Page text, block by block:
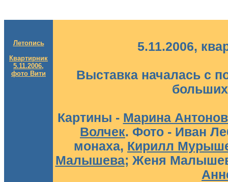
Летопись
Квартирник
5.11.2006,
фото Вити
5.11.2006,
Выставка началась с
Картины - Марина
Волчек. Фото - Иван
монаха, Кирилл
Малышева; Женя Малышев